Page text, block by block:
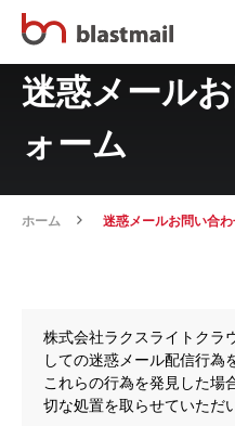
迷惑メール
ォーム
ホーム 迷惑メールお問い合
株式会社ラクスライトクラ
しての迷惑メール配信行為
これらの行為を発見した場
切な処置を取らせていただ